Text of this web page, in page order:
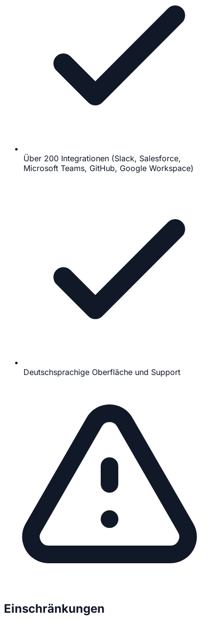
Über 200 Integrationen (Slack, Salesforce,
Microsoft Teams, GitHub, Google Workspace)
Deutschsprachige Oberfläche und Support
Einschränkungen